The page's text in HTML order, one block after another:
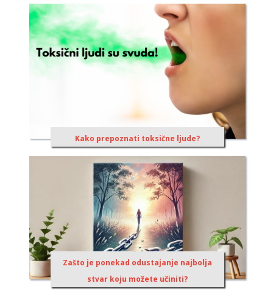
Kako prepoznati toksične ljude?
Zašto je ponekad odustajanje najbolja
stvar koju možete učiniti?